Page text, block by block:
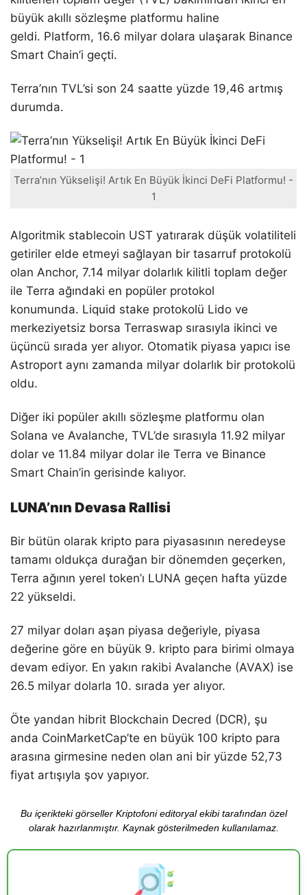
büyük akıllı sözleşme platformu haline
geldi. Platform, 16.6 milyar dolara ulaşarak Binance
Smart Chain’i geçti.
Terra’nın TVL’si son 24 saatte yüzde 19,46 artmış
durumda.
Terra’nın Yükselişi! Artık En Büyük İkinci DeFi Platformu! -
1
Algoritmik stablecoin UST yatırarak düşük volatiliteli
getiriler elde etmeyi sağlayan bir tasarruf protokolü
olan Anchor, 7.14 milyar dolarlık kilitli toplam değer
ile Terra ağındaki en popüler protokol
konumunda. Liquid stake protokolü Lido ve
merkeziyetsiz borsa Terraswap sırasıyla ikinci ve
üçüncü sırada yer alıyor. Otomatik piyasa yapıcı ise
Astroport aynı zamanda milyar dolarlık bir protokolü
oldu.
Diğer iki popüler akıllı sözleşme platformu olan
Solana ve Avalanche, TVL’de sırasıyla 11.92 milyar
dolar ve 11.84 milyar dolar ile Terra ve Binance
Smart Chain’in gerisinde kalıyor.
LUNA’nın Devasa Rallisi
Bir bütün olarak kripto para piyasasının neredeyse
tamamı oldukça durağan bir dönemden geçerken,
Terra ağının yerel token’ı LUNA geçen hafta yüzde
22 yükseldi.
27 milyar doları aşan piyasa değeriyle, piyasa
değerine göre en büyük 9. kripto para birimi olmaya
devam ediyor. En yakın rakibi Avalanche (AVAX) ise
26.5 milyar dolarla 10. sırada yer alıyor.
Öte yandan hibrit Blockchain Decred (DCR), şu
anda CoinMarketCap’te en büyük 100 kripto para
arasına girmesine neden olan ani bir yüzde 52,73
fiyat artışıyla şov yapıyor.
Bu içerikteki görseller Kriptofoni editoryal ekibi tarafından özel
olarak hazırlanmıştır. Kaynak gösterilmeden kullanılamaz.